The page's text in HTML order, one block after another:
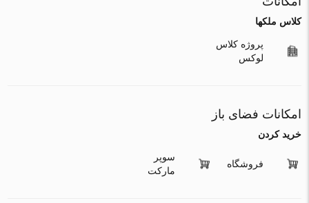
کلاس ملکها
پروژه کلاس
لوکس
امکانات فضای باز
خريد كردن
فروشگاه
سوپر
مارکت